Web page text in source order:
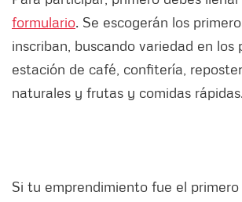
formulario. Se escogerán los
inscriban, buscando variedad en los
estación de café, confitería,
naturales y frutas y comidas rápidas.
Si tu emprendimiento fue el primero